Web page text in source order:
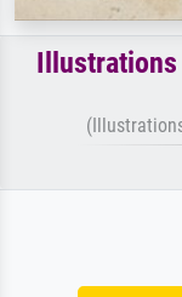
Illustrations